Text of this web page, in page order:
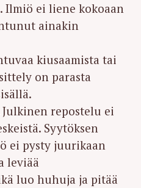
ei liene kokoaan
ainakin
kiusaamista tai
on parasta
repostelu ei
Syytöksen
ei pysty juurikaan
leviää
luo huhuja ja pitää